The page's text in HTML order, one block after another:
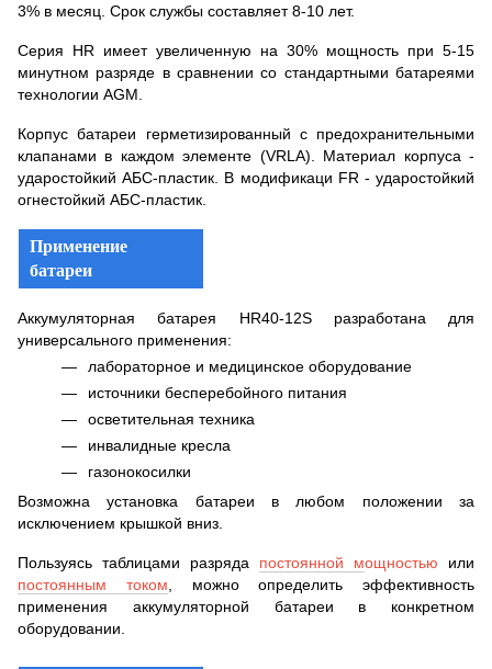
3% в месяц. Срок службы составляет 8-10 лет.
Серия HR имеет увеличенную на 30% мощность при 5-15
минутном разряде в сравнении со стандартными батареями
технологии AGM.
Корпус батареи герметизированный с предохранительными
клапанами в каждом элементе (VRLA). Материал корпуса -
ударостойкий АБС-пластик. В модификаци FR - ударостойкий
огнестойкий АБС-пластик.
Применение
батареи
Аккумуляторная батарея HR40-12S разработана для
универсального применения:
лабораторное и медицинское оборудование
источники бесперебойного питания
осветительная техника
инвалидные кресла
газонокосилки
Возможна установка батареи в любом положении за
исключением крышкой вниз.
Пользуясь таблицами разряда постоянной мощностью или
постоянным током , можно определить эффективность
применения аккумуляторной батареи в конкретном
оборудовании.